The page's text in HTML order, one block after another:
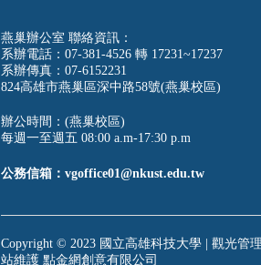
燕巢辦公室 聯絡資訊：
系辦電話：07-381-4526 轉 17231~17237
系辦傳真：07-6152231
824高雄市燕巢區深中路58號(燕巢校區)
辦公時間：(燕巢校區)
每週一至週五 08:00 a.m-17:30 p.m
公務信箱：vgoffice01@nkust.edu.tw
Copyright © 2023 國立高雄科技大學 | 觀光管
站維護 點金網創意有限公司